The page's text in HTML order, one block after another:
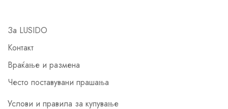
За LUSIDO
Контакт
Враќање и размена
Често поставувани прашања
Услови и правила за купување